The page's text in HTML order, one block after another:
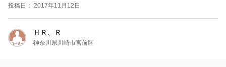
投稿日： 2017年11月12日
ＨＲ、Ｒ
神奈川県川崎市宮前区